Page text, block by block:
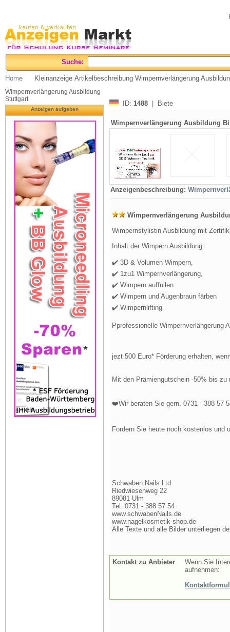
Suche:
Home Kleinanzeige Artikelbeschreibung Wimpernverlängerung
Wimpernverlängerung Ausbildung
Stuttgart
Anzeigen aufgeben
ID: 1488 | Biete
Wimpernverlängerung Ausbildung
Anzeigenbeschreibung:
Wimpernverlängerung
Wimpernstylistin Ausbildung mit
Inhalt der Wimpern Ausbildung:
✔️ 3D & Volumen Wimpern,
✔️ 1zu1 Wimpernverlängerung,
✔️ Wimpern auffüllen
✔️ Wimpern und Augenbraun färben
✔️ Wimpernlifting
Pprofessionelle Wimpernverlängerung
jezt 500 Euro* Förderung erhalten,
Mit den Prämiengutschein -50% bis
❤️Wir beraten Sie gern. 0731 - 388 57
Fordern Sie heute noch kostenlos und
Schwaben Nails Ltd.
Riedwiesenweg 22
89081 Ulm
Tel: 0731 - 388 57 54
www.schwabenNails.de
www.nagelkosmetik-shop.de
Alle Texte und alle Bilder unterliegen
Kontakt zu Anbieter
Wenn Sie
aufnehmen: